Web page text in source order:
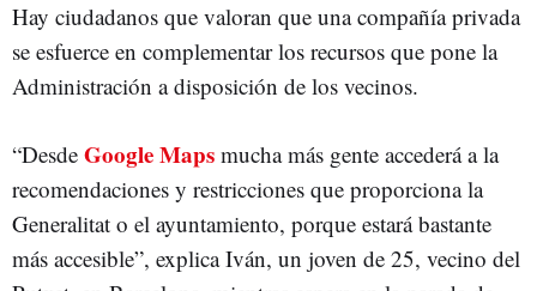
Hay ciudadanos que valoran que una compañía privada
se esfuerce en complementar los recursos que pone la
Administración a disposición de los vecinos.
“Desde Google Maps mucha más gente accederá a la
recomendaciones y restricciones que proporciona la
Generalitat o el ayuntamiento, porque estará bastante
más accesible”, explica Iván, un joven de 25, vecino del